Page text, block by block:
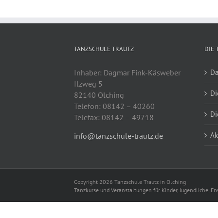
TANZSCHULE TRAUTZ
Inhaber: Dagmar Fink-Käsweber
Ilzweg 5
82140 Olching
Telefon: 08142 – 40260
Telefax: 08142 – 49718
info@tanzschule-trautz.de
DIE
Copyright 2026 Tanzschule Trautz in Olching
Tanzkurse und Veranstaltungen für Kinder, Jugendliche,